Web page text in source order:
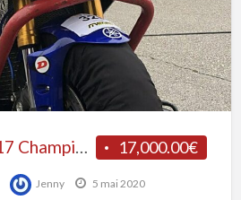
17,000.00€
YAMAHA R1 2017 Championne de France 2019
Jenny 5 mai 2020